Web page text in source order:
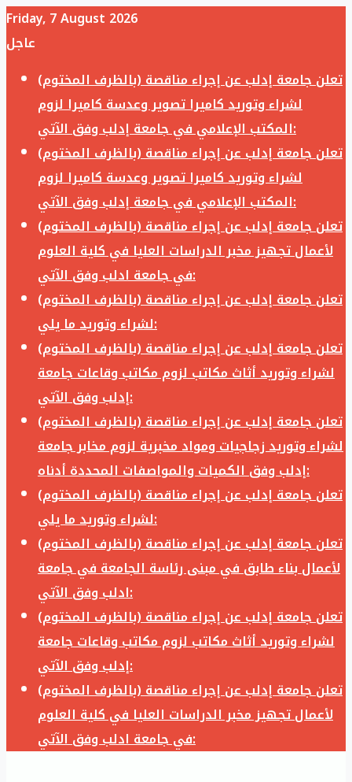
Friday, 7 August 2026
عاجل
تعلن جامعة إدلب عن إجراء مناقصة (بالظرف المختوم)
لشراء وتوريد كاميرا تصوير وعدسة كاميرا لزوم
المكتب الإعلامي في جامعة إدلب وفق الآتي:
تعلن جامعة إدلب عن إجراء مناقصة (بالظرف المختوم)
لشراء وتوريد كاميرا تصوير وعدسة كاميرا لزوم
المكتب الإعلامي في جامعة إدلب وفق الآتي:
تعلن جامعة إدلب عن إجراء مناقصة (بالظرف المختوم)
لأعمال تجهيز مخبر الدراسات العليا في كلية العلوم
في جامعة ادلب وفق الآتي:
تعلن جامعة إدلب عن إجراء مناقصة (بالظرف المختوم)
لشراء وتوريد ما يلي:
تعلن جامعة إدلب عن إجراء مناقصة (بالظرف المختوم)
لشراء وتوريد أثاث مكاتب لزوم مكاتب وقاعات جامعة
إدلب وفق الآتي:
تعلن جامعة إدلب عن إجراء مناقصة (بالظرف المختوم)
لشراء وتوريد زجاجيات ومواد مخبرية لزوم مخابر جامعة
إدلب وفق الكميات والمواصفات المحددة أدناه:
تعلن جامعة إدلب عن إجراء مناقصة (بالظرف المختوم)
لشراء وتوريد ما يلي:
تعلن جامعة إدلب عن إجراء مناقصة (بالظرف المختوم)
لأعمال بناء طابق في مبنى رئاسة الجامعة في جامعة
ادلب وفق الآتي:
تعلن جامعة إدلب عن إجراء مناقصة (بالظرف المختوم)
لشراء وتوريد أثاث مكاتب لزوم مكاتب وقاعات جامعة
إدلب وفق الآتي:
تعلن جامعة إدلب عن إجراء مناقصة (بالظرف المختوم)
لأعمال تجهيز مخبر الدراسات العليا في كلية العلوم
في جامعة ادلب وفق الآتي: